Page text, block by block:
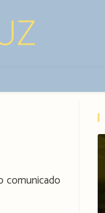
comunicado